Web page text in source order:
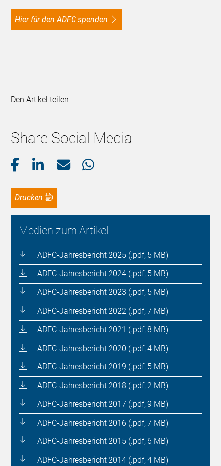
Hier für den ADFC spenden
Den Artikel teilen
Share Social Media
Drucken
Medien zum Artikel
ADFC-Jahresbericht 2025 (.pdf, 5 MB)
ADFC-Jahresbericht 2024 (.pdf, 5 MB)
ADFC-Jahresbericht 2023 (.pdf, 5 MB)
ADFC-Jahresbericht 2022 (.pdf, 7 MB)
ADFC-Jahresbericht 2021 (.pdf, 8 MB)
ADFC-Jahresbericht 2020 (.pdf, 4 MB)
ADFC-Jahresbericht 2019 (.pdf, 5 MB)
ADFC-Jahresbericht 2018 (.pdf, 2 MB)
ADFC-Jahresbericht 2017 (.pdf, 9 MB)
ADFC-Jahresbericht 2016 (.pdf, 7 MB)
ADFC-Jahresbericht 2015 (.pdf, 6 MB)
ADFC-Jahresbericht 2014 (.pdf, 4 MB)